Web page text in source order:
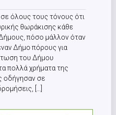
όλους τους τόνους ότι
θωράκισης κάθε
Δήμους, πόσο μάλλον όταν
Δήμο πόρους για
του Δήμου
πολλά χρήματα της
οδήγησαν σε
[...]